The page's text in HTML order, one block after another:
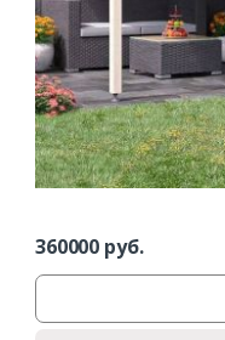
360000 руб.